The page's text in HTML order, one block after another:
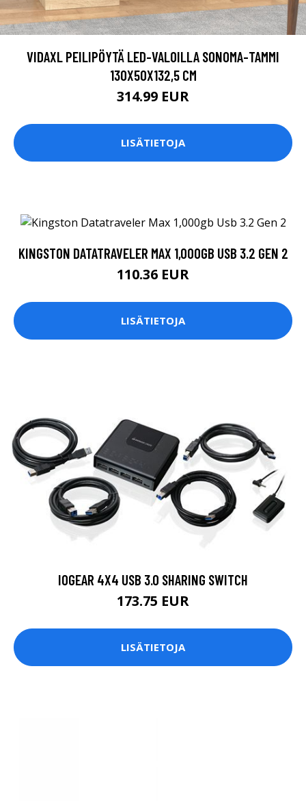
VIDAXL PEILIPÖYTÄ LED-VALOILLA SONOMA-TAMMI
130X50X132,5 CM
314.99 EUR
LISÄTIETOJA
KINGSTON DATATRAVELER MAX 1,000GB USB 3.2 GEN 2
110.36 EUR
LISÄTIETOJA
IOGEAR 4X4 USB 3.0 SHARING SWITCH
173.75 EUR
LISÄTIETOJA